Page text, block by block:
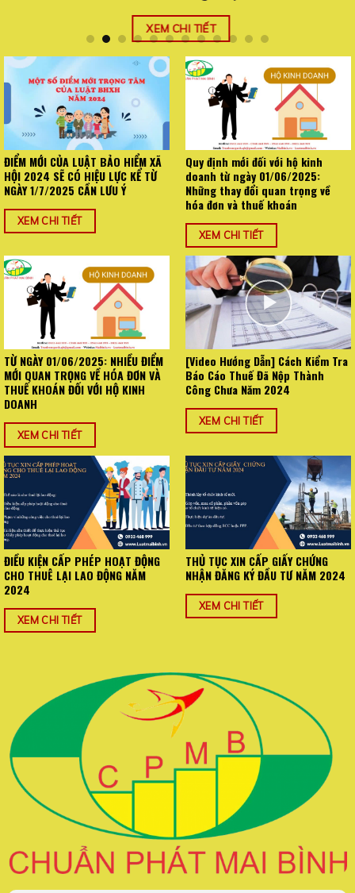
XEM CHI TIẾT
ĐIỂM MỚI CỦA LUẬT BẢO HIỂM XÃ
HỘI 2024 SẼ CÓ HIỆU LỰC KỂ TỪ
NGÀY 1/7/2025 CẦN LƯU Ý
XEM CHI TIẾT
Quy định mới đối với hộ kinh
doanh từ ngày 01/06/2025:
Những thay đổi quan trọng về
hóa đơn và thuế khoán
XEM CHI TIẾT
TỪ NGÀY 01/06/2025: NHIỀU ĐIỂM
MỚI QUAN TRỌNG VỀ HÓA ĐƠN VÀ
THUẾ KHOÁN ĐỐI VỚI HỘ KINH
DOANH
XEM CHI TIẾT
[Video Hướng Dẫn] Cách Kiểm Tra
Báo Cáo Thuế Đã Nộp Thành
Công Chưa Năm 2024
XEM CHI TIẾT
ĐIỀU KIỆN CẤP PHÉP HOẠT ĐỘNG
CHO THUÊ LẠI LAO ĐỘNG NĂM
2024
XEM CHI TIẾT
THỦ TỤC XIN CẤP GIẤY CHỨNG
NHẬN ĐĂNG KÝ ĐẦU TƯ NĂM 2024
XEM CHI TIẾT